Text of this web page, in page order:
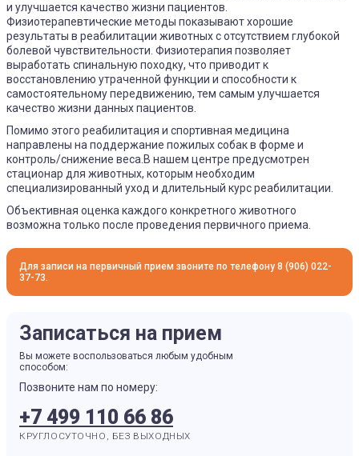
и улучшается качество жизни пациентов.
Физиотерапевтические методы показывают хорошие
результаты в реабилитации животных с отсутствием глубокой
болевой чувствительности. Физиотерапия позволяет
выработать спинальную походку, что приводит к
восстановлению утраченной функции и способности к
самостоятельному передвижению, тем самым улучшается
качество жизни данных пациентов.
Помимо этого реабилитация и спортивная медицина
направлены на поддержание пожилых собак в форме и
контроль/снижение веса.В нашем центре предусмотрен
стационар для животных, которым необходим
специализированный уход и длительный курс реабилитации.
Объективная оценка каждого конкретного животного
возможна только после проведения первичного приема.
Для записи на первичный прием звоните по телефону 8 (906) 022-
37-73.
Записаться на прием
Вы можете воспользоваться любым удобным
способом:
Позвоните нам по номеру:
+7 499 110 66 86
КРУГЛОСУТОЧНО, БЕЗ ВЫХОДНЫХ